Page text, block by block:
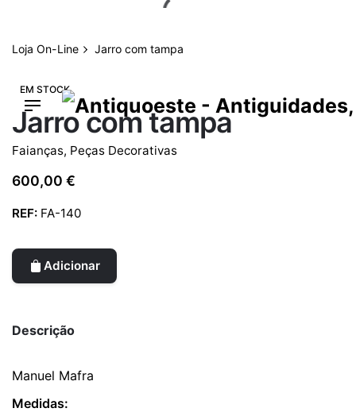
content
Loja On-Line Jarro com tampa
EM STOCK
Jarro com tampa
Faianças, Peças Decorativas
600,00 €
REF: FA-140
Adicionar
Descrição
Manuel Mafra
Medidas: